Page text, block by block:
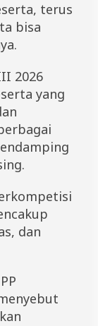
terus
bisa
2026
yang
dan